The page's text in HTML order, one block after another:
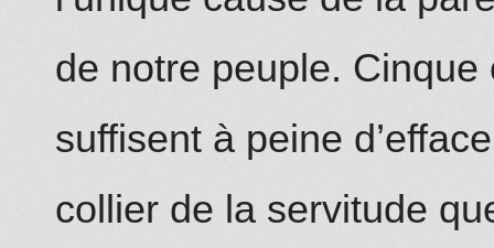
de notre peuple. Cinque
suffisent à peine
collier de la servitude